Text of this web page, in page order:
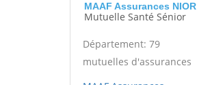
MAAF Assurances NIOR
Mutuelle Santé Sénior
Département: 79
mutuelles d'assurances